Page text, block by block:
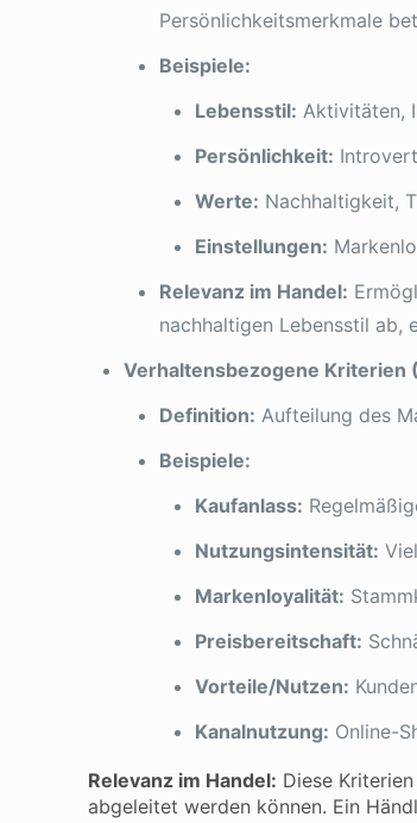
Persönlichkeitsmerkmale
Beispiele:
Lebensstil: Aktivitäten,
Persönlichkeit:
Werte: Nachhaltigkeit,
Einstellungen:
Relevanz im Handel:
nachhaltigen Lebensstil ab,
Verhaltensbezogene Kriterien
Definition: Aufteilung des
Beispiele:
Kaufanlass:
Nutzungsintensität:
Markenloyalität:
Preisbereitschaft:
Vorteile/Nutzen:
Kanalnutzung: Online-
Relevanz im Handel: Diese
abgeleitet werden können. Ein